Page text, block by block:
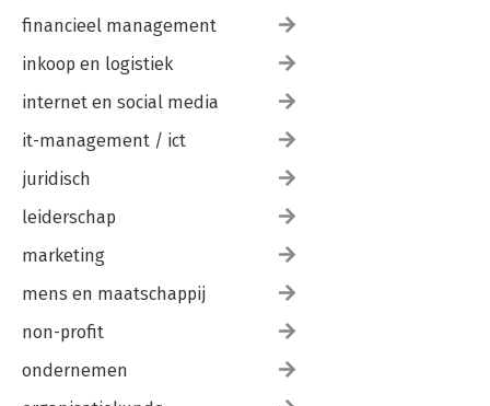
financieel management
inkoop en logistiek
internet en social media
it-management / ict
juridisch
leiderschap
marketing
mens en maatschappij
non-profit
ondernemen